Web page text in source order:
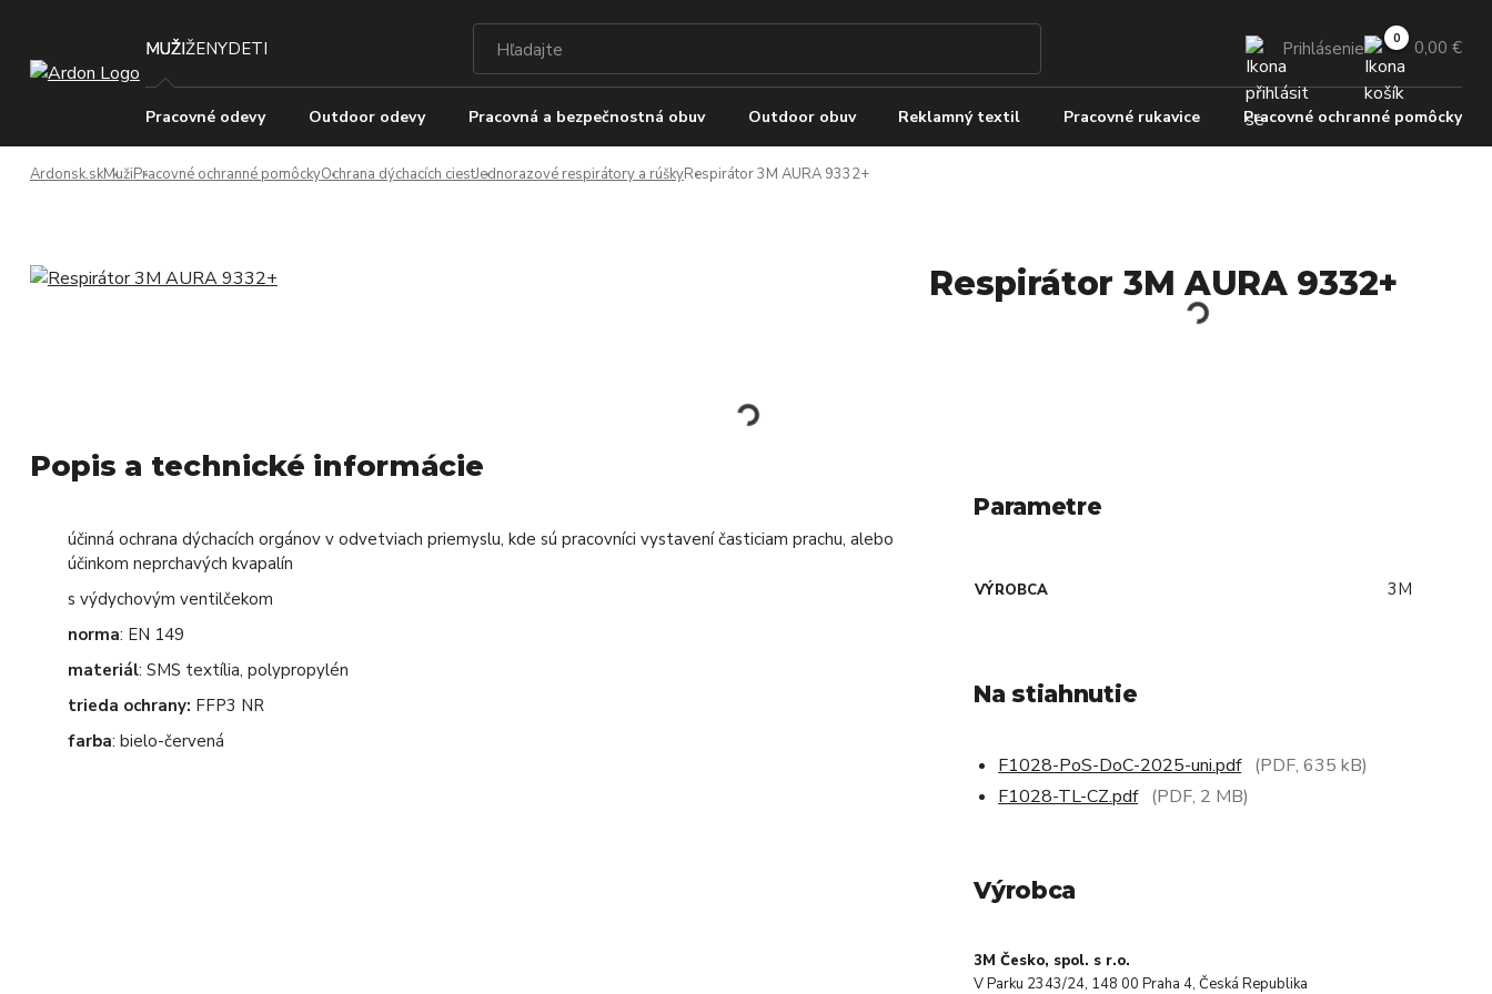
MUŽIŽENYDETI Prihlásenie 0,00 €
Pracovné odevy Outdoor odevy Pracovná a bezpečnostná obuv Outdoor obuv Reklamný textil Pracovné rukavice Pracovné ochranné pomôcky
Ardonsk.skMužiPracovné ochranné pomôckyOchrana dýchacích ciestJednorazové respirátory a rúškyRespirátor 3M AURA 9332+
Respirátor 3M AURA 9332+
Popis a technické informácie
účinná ochrana dýchacích orgánov v odvetviach priemyslu, kde sú pracovníci vystavení časticiam prachu, alebo
účinkom neprchavých kvapalín
s výdychovým ventilčekom
norma: EN 149
materiál: SMS textília, polypropylén
trieda ochrany: FFP3 NR
farba: bielo-červená
Parametre
VÝROBCA 3M
Na stiahnutie
F1028-PoS-DoC-2025-uni.pdf (PDF, 635 kB)
F1028-TL-CZ.pdf (PDF, 2 MB)
Výrobca
3M Česko, spol. s r.o.
V Parku 2343/24, 148 00 Praha 4, Česká Republika